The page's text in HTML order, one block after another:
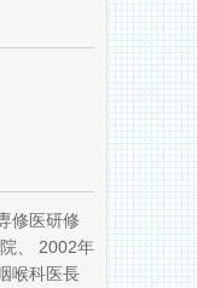
修医研修
、 2002年
喉科医長